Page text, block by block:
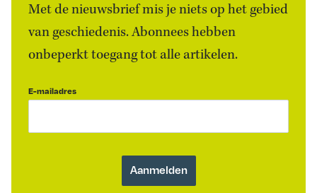
Met de nieuwsbrief mis je niets op het gebied
van geschiedenis. Abonnees hebben
onbeperkt toegang tot alle artikelen.
E-mailadres